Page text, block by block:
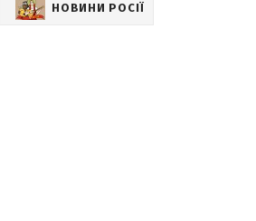
НОВИНИ РОСІЇ